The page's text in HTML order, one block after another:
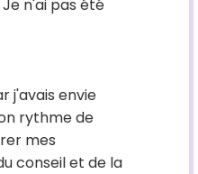
n'ai pas été
j'avais envie
rythme de
mes
conseil et de la